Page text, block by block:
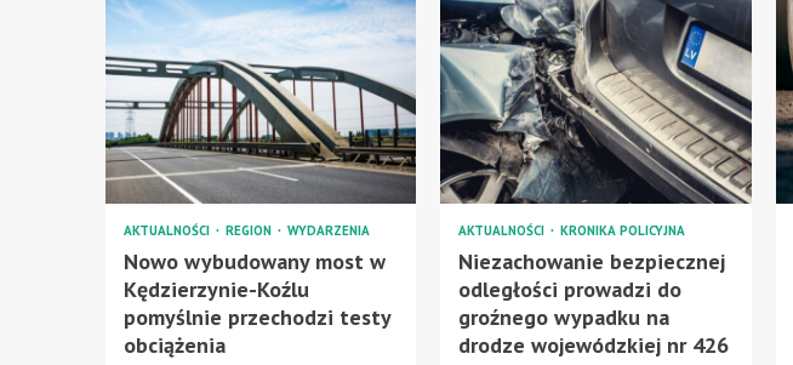
AKTUALNOŚCI REGION WYDARZENIA
Nowo wybudowany most w
Kędzierzynie-Koźlu
pomyślnie przechodzi testy
obciążenia
AKTUALNOŚCI KRONIKA POLICYJNA
Niezachowanie bezpiecznej
odległości prowadzi do
groźnego wypadku na
drodze wojewódzkiej nr 426